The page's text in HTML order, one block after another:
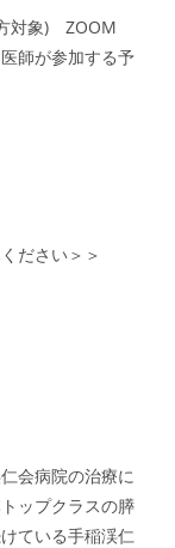
対象) ZOOM
師が参加する予
ださい＞＞
会病院の治療に
ップクラスの膵
ている手稲渓仁